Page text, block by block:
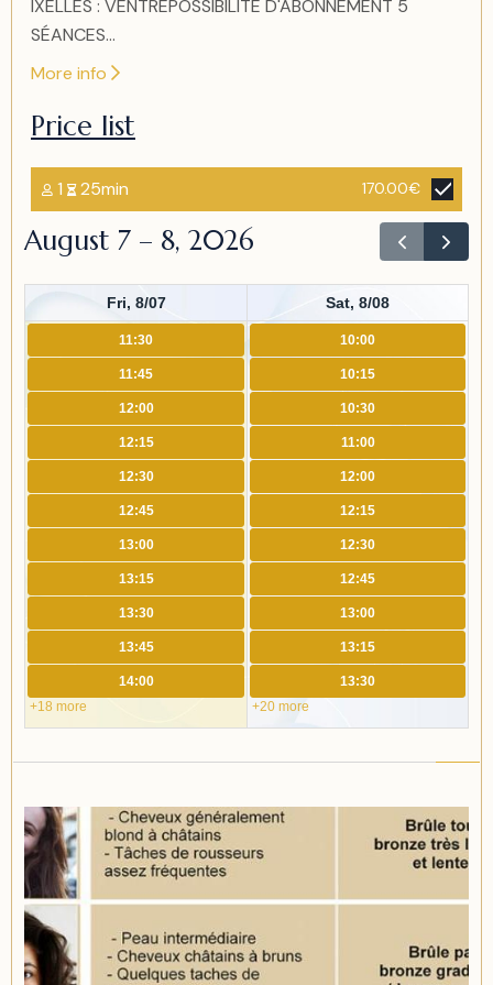
IXELLES : VENTREPOSSIBILITE D'ABONNEMENT 5
SÉANCES...
More info
Price list
1 25min 170.00€
August 7 – 8, 2026
Fri, 8/07 Sat, 8/08
11:30
11:45
12:00
12:15
12:30
12:45
13:00
13:15
13:30
13:45
14:00
+18 more
10:00
10:15
10:30
11:00
12:00
12:15
12:30
12:45
13:00
13:15
13:30
+20 more